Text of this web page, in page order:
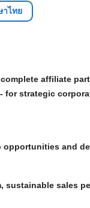
าไทย
complete affiliate
for strategic
opportunities and
sustainable sales